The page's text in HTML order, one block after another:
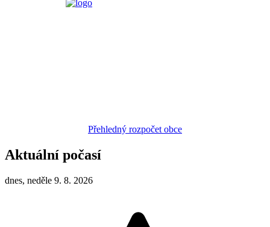
Přehledný rozpočet obce
Aktuální počasí
dnes, neděle 9. 8. 2026